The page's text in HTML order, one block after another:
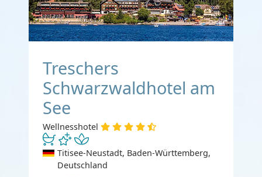
Treschers
Schwarzwaldhotel am
See
Wellnesshotel
Titisee-Neustadt, Baden-Württemberg,
Deutschland